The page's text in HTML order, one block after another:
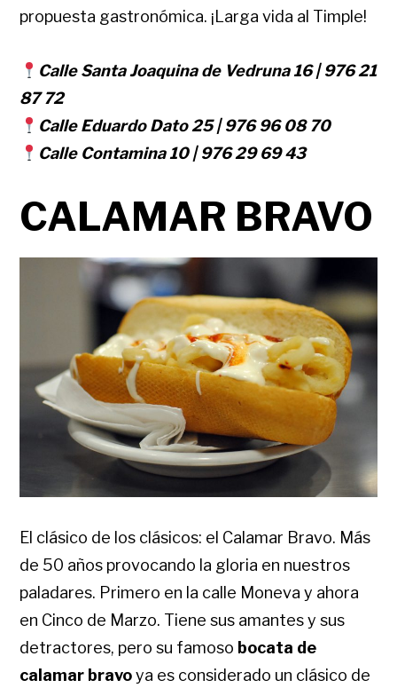
propuesta gastronómica. ¡Larga vida al Timple!
Calle Santa Joaquina de Vedruna 16 | 976 21
87 72
Calle Eduardo Dato 25 | 976 96 08 70
Calle Contamina 10 | 976 29 69 43
CALAMAR BRAVO
El clásico de los clásicos: el Calamar Bravo. Más
de 50 años provocando la gloria en nuestros
paladares. Primero en la calle Moneva y ahora
en Cinco de Marzo. Tiene sus amantes y sus
detractores, pero su famoso bocata de
calamar bravoya es considerado un clásico de